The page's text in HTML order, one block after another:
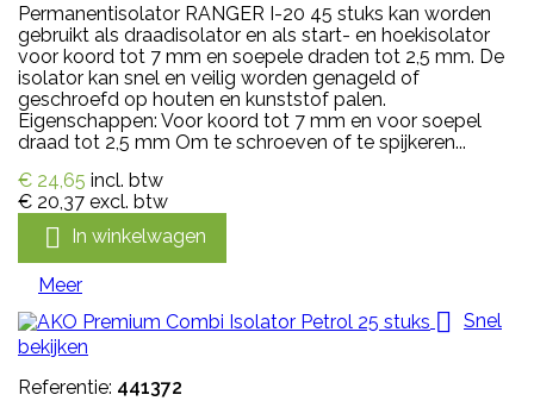
Permanentisolator RANGER I-20 45 stuks kan worden
gebruikt als draadisolator en als start- en hoekisolator
voor koord tot 7 mm en soepele draden tot 2,5 mm. De
isolator kan snel en veilig worden genageld of
geschroefd op houten en kunststof palen.
Eigenschappen: Voor koord tot 7 mm en voor soepel
draad tot 2,5 mm Om te schroeven of te spijkeren...
€ 24,65 incl. btw
€ 20,37 excl. btw
 In winkelwagen
Meer
 Snel
bekijken
Referentie: 441372